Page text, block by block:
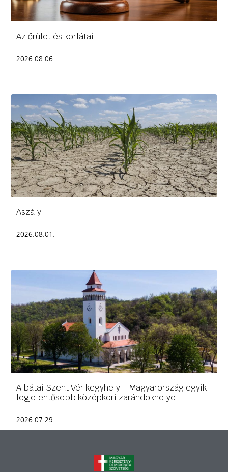
Az őrület és korlátai
2026.08.06.
Aszály
2026.08.01.
A bátai Szent Vér kegyhely – Magyarország egyik
legjelentősebb középkori zarándokhelye
2026.07.29.